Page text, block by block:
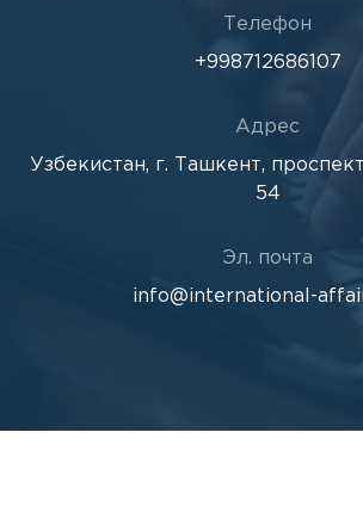
Телефон
+998712686107
Адрес
Узбекистан, г. Ташкент,
54
Эл. почта
info@international-